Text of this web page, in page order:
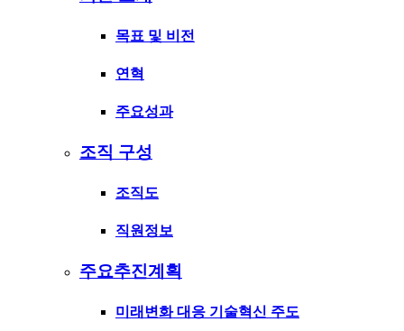
목표 및 비전
연혁
주요성과
조직 구성
조직도
직원정보
주요추진계획
미래변화 대응 기술혁신 주도